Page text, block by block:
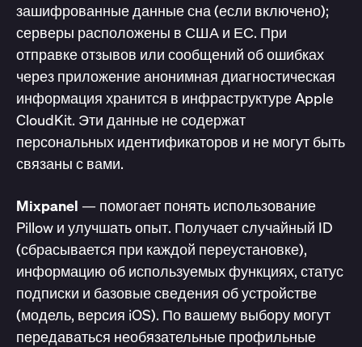
зашифрованные данные сна (если включено);
серверы расположены в США и ЕС. При
отправке отзывов или сообщений об ошибках
через приложение анонимная диагностическая
информация хранится в инфраструктуре Apple
CloudKit. Эти данные не содержат
персональных идентификаторов и не могут быть
связаны с вами.
Mixpanel — помогает понять использование
Pillow и улучшать опыт. Получает случайный ID
(сбрасывается при каждой переустановке),
информацию об используемых функциях, статус
подписки и базовые сведения об устройстве
(модель, версия iOS). По вашему выбору могут
передаваться необязательные профильные